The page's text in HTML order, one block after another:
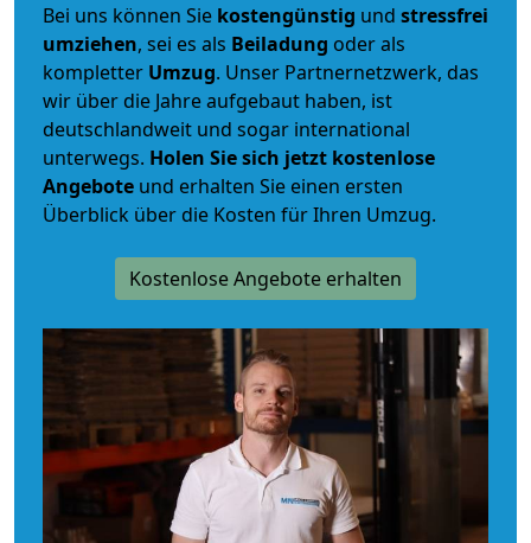
Bei uns können Sie kostengünstig und stressfrei
umziehen, sei es als Beiladung oder als
kompletter Umzug. Unser Partnernetzwerk, das
wir über die Jahre aufgebaut haben, ist
deutschlandweit und sogar international
unterwegs. Holen Sie sich jetzt kostenlose
Angebote und erhalten Sie einen ersten
Überblick über die Kosten für Ihren Umzug.
Kostenlose Angebote erhalten